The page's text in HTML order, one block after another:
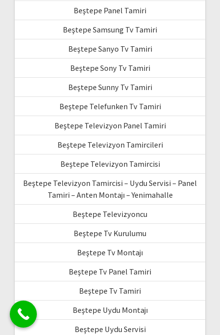
Beştepe Panel Tamiri
Beştepe Samsung Tv Tamiri
Beştepe Sanyo Tv Tamiri
Beştepe Sony Tv Tamiri
Beştepe Sunny Tv Tamiri
Beştepe Telefunken Tv Tamiri
Beştepe Televizyon Panel Tamiri
Beştepe Televizyon Tamircileri
Beştepe Televizyon Tamircisi
Beştepe Televizyon Tamircisi – Uydu Servisi – Panel
Tamiri – Anten Montajı – Yenimahalle
Beştepe Televizyoncu
Beştepe Tv Kurulumu
Beştepe Tv Montajı
Beştepe Tv Panel Tamiri
Beştepe Tv Tamiri
Beştepe Uydu Montajı
Beştepe Uydu Servisi